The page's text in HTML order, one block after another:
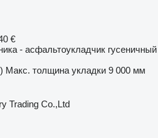
€
- асфальтоукладчик гусеничный
Макс. толщина укладки 9 000 мм
Trading Co.,Ltd